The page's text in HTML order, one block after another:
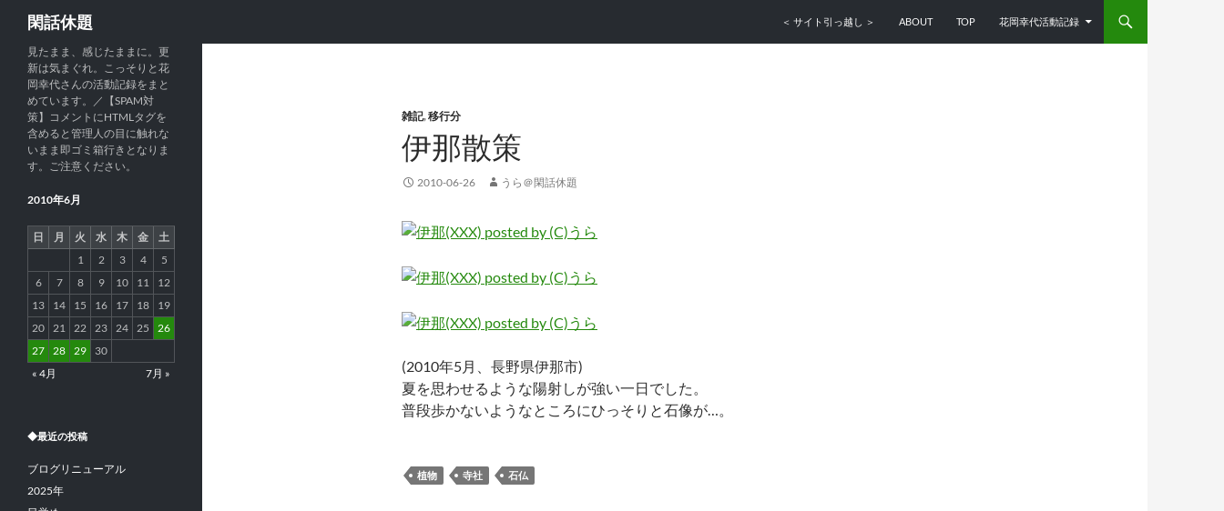
閑話休題
＜ サイト引っ越し ＞
ABOUT TOP 花岡幸代活動記録
雑記,移行分
伊那散策
2010-06-26 うら＠閑話休題
(2010年5月、長野県伊那市)
夏を思わせるような陽射しが強い一日でした。
普段歩かないようなところにひっそりと石像が…。
植物 寺社 石仏
見たまま、感じたままに。更
新は気まぐれ。こっそりと花
岡幸代さんの活動記録をまと
めています。／【SPAM対
策】コメントにHTMLタグを
含めると管理人の目に触れな
いまま即ゴミ箱行きとなりま
す。ご注意ください。
2010年6月
日 月 火 水 木 金
土
1
2 3 4
5
6
7 8 9 10 11
12
13
14 15 16 17 18
19
20 21 22 23 24 25
26
27 28 29
30
« 4月
7月 »
◆最近の投稿
ブログリニューアル
2025年